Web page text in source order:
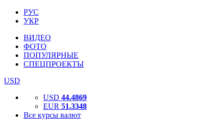
РУС
УКР
ВИДЕО
ФОТО
ПОПУЛЯРНЫЕ
СПЕЦПРОЕКТЫ
USD
USD 44.4869
EUR 51.3348
Все курсы валют